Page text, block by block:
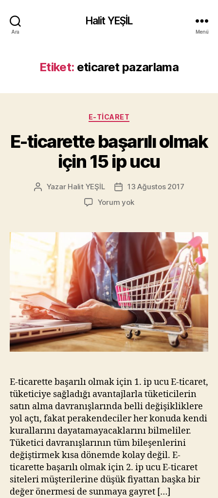
Ara
Halit YEŞİL
Menü
Etiket: eticaret pazarlama
Kategoriler
E-TICARET
E-ticarette başarılı olmak
için 15 ip ucu
Yazının
Yazar Halit YEŞİL
Yazı
tarihi
13 Ağustos 2017
Yorum yokE-
olmak
15
ucu
E-ticarette başarılı olmak için 1. ip ucu E-ticaret,
tüketiciye sağladığı avantajlarla tüketicilerin
satın alma davranışlarında belli değişikliklere
yol açtı, fakat perakendeciler her konuda kendi
kurallarını dayatamayacaklarını bilmeliler.
Tüketici davranışlarının tüm bileşenlerini
değiştirmek kısa dönemde kolay değil. E-
ticarette başarılı olmak için 2. ip ucu E-ticaret
siteleri müşterilerine düşük fiyattan başka bir
değer önermesi de sunmaya gayret […]